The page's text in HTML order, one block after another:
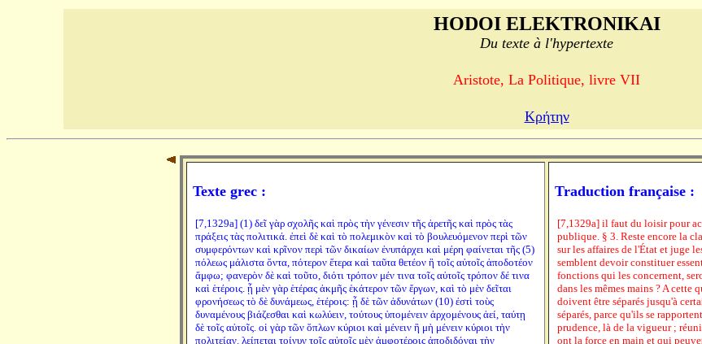
HODOI ELEKTRONIKAI
Du texte à l'hypertexte
Aristote, La Politique, livre VII
Κρήτην
Texte grec :
[7,1329a] (1) δεῖ γὰρ σχολῆς καὶ πρὸς τὴν γένεσιν τῆς ἀρετῆς καὶ πρὸς τὰς
πράξεις τὰς πολιτικά. ἐπεὶ δὲ καὶ τὸ πολεμικὸν καὶ τὸ βουλευόμενον περὶ τῶν
συμφερόντων καὶ κρῖνον περὶ τῶν δικαίων ἐνυπάρχει καὶ μέρη φαίνεται τῆς (5)
πόλεως μάλιστα ὄντα, πότερον ἕτερα καὶ ταῦτα θετέον ἢ τοῖς αὐτοῖς ἀποδοτέον
ἄμφω; φανερὸν δὲ καὶ τοῦτο, διότι τρόπον μέν τινα τοῖς αὐτοῖς τρόπον δέ τινα
καὶ ἑτέροις. ᾗ μὲν γὰρ ἑτέρας ἀκμῆς ἑκάτερον τῶν ἔργων, καὶ τὸ μὲν δεῖται
φρονήσεως τὸ δὲ δυνάμεως, ἑτέροις: ᾗ δὲ τῶν ἀδυνάτων (10) ἐστὶ τοὺς
δυναμένους βιάζεσθαι καὶ κωλύειν, τούτους ὑπομένειν ἀρχομένους ἀεί, ταύτῃ
δὲ τοῖς αὐτοῖς. οἱ γὰρ τῶν ὅπλων κύριοι καὶ μένειν ἢ μὴ μένειν κύριοι τὴν
πολιτείαν. λείπεται τοίνυν τοῖς αὐτοῖς μὲν ἀμφοτέροις ἀποδιδόναι τὴν
Traduction française :
[7,1329a] il faut du loisir pour
publique. § 3. Reste encore la
sur les affaires de l'État et juge
semblent devoir constituer
fonctions qui les concernent,
dans les mêmes mains ? A cette
doivent être séparés jusqu'à
séparés, parce qu'ils se
prudence, là de la vigueur ;
ont la force en main et qui